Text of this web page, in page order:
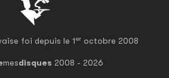
foi depuis le 1er octobre 2008
mesdisques 2008 - 2026